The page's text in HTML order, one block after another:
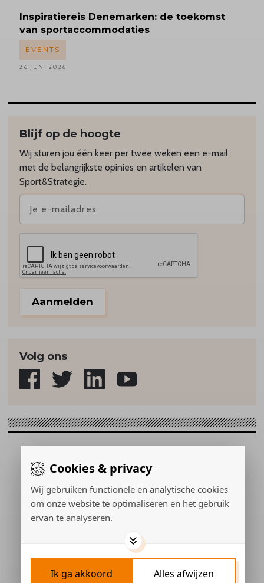
Cookies & privacy
Wij gebruiken functionele en analytische cookies
om onze website te optimaliseren en het gebruik
ervan te analyseren.
Ik ga akkoord Alles afwijzen
Inspiratiereis Denemarken: de toekomst
van sportaccommodaties
EVENTS
26 JUNI 2026
Blijf op de hoogte
Wij sturen jou één keer per twee weken een e-mail
met de belangrijkste opinies en artikelen van
Sport&Strategie.
Aanmelden
Volg ons
Gerealiseerd door:
PRIVACY POLICY
COOKIES